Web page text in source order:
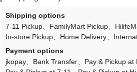
Shipping options
7-11 Pickup
FamilyMart Pickup
In-store Pickup
Home Delivery
Payment options
jkopay
Bank Transfer
Pay & Pickup at